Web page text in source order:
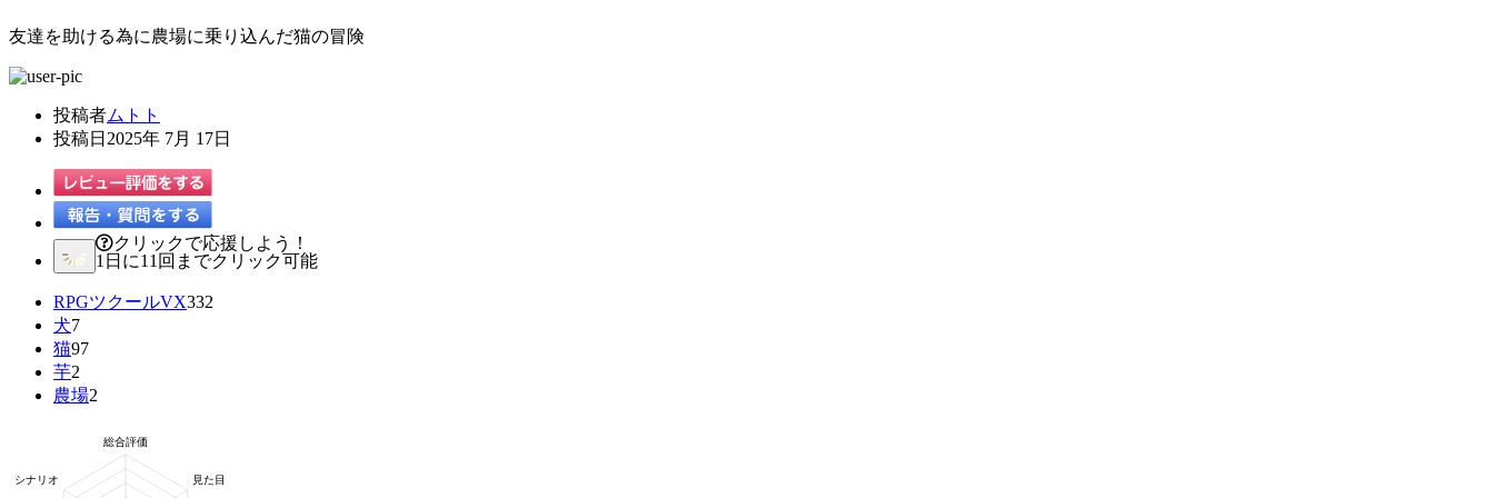
友達を助ける為に農場に乗り込んだ猫の冒険
投稿者ムトト
投稿日 2025年 7月 17日
クリックで応援しよう！
1日に11回までクリック可能
RPGツクールVX332
犬7
猫97
芋2
農場2